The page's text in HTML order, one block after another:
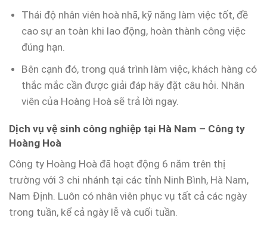
Thái độ nhân viên hoà nhã, kỹ năng làm việc tốt, đề
cao sự an toàn khi lao động, hoàn thành công việc
đúng hạn.
Bên cạnh đó, trong quá trình làm việc, khách hàng có
thắc mắc cần được giải đáp hãy đặt câu hỏi. Nhân
viên của Hoàng Hoà sẽ trả lời ngay.
Dịch vụ vệ sinh công nghiệp tại Hà Nam – Công ty
Hoàng Hoà
Công ty Hoàng Hoà đã hoạt động 6 năm trên thị
trường với 3 chi nhánh tại các tỉnh Ninh Bình, Hà Nam,
Nam Định. Luôn có nhân viên phục vụ tất cả các ngày
trong tuần, kể cả ngày lễ và cuối tuần.